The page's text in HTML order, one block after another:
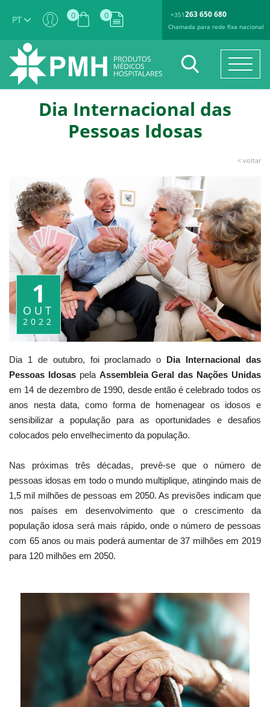
PT 0 0 +351263 650 680
Chamada para rede fixa nacional
Dia Internacional das
Pessoas Idosas
< voltar
1
OUT
2022
Dia 1 de outubro, foi proclamado o
Dia Internacional das
Pessoas Idosaspela Assembleia Geral das Nações Unidas
em 14 de dezembro de 1990, desde então é celebrado todos os
anos nesta data, como forma de homenagear os idosos e
sensibilizar a população para as oportunidades e desafios
colocados pelo envelhecimento da população.
Nas próximas três décadas, prevê-se que o número de
pessoas idosas em todo o mundo multiplique, atingindo mais de
1,5 mil milhões de pessoas em 2050. As previsões indicam que
nos países em desenvolvimento que o crescimento da
população idosa será mais rápido, onde o número de pessoas
com 65 anos ou mais poderá aumentar de 37 milhões em 2019
para 120 milhões em 2050.